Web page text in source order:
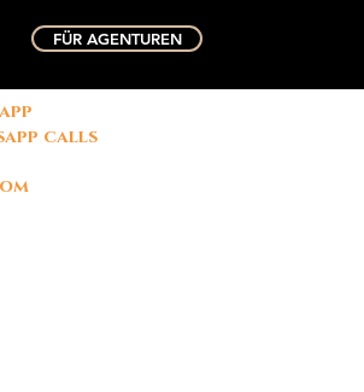
FÜR AGENTUREN
calls